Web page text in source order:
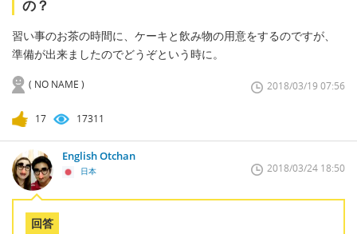
の？
習い事のお茶の時間に、ケーキと飲み物の用意をするのですが、
準備が出来ましたのでどうぞという時に。
( NO NAME ) 2018/03/19 07:56
17 17311
English Otchan
日本 2018/03/24 18:50
回答